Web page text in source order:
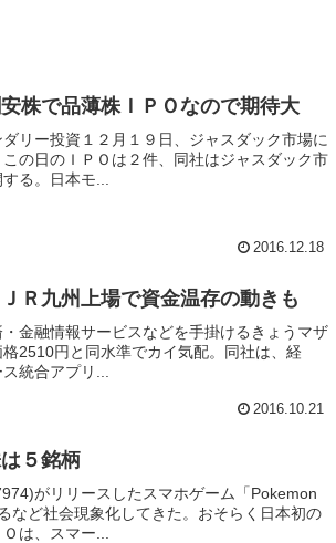
株で品薄株ＩＰＯなので期待大
リー投資１２月１９日、ジャスダック市場に
の日のＩＰＯは２件、同社はジャスダック市
る。日本モ...
2016.12.18
Ｒ九州上場で資金温存の動きも
金融情報サービスなどを手掛けるきょうマザ
2510円と同水準でカイ気配。同社は、経
統合アプリ...
2016.10.21
５銘柄
がリリースしたスマホゲーム「Pokemon
など社会現象化してきた。おそらく日本初の
は、スマー...